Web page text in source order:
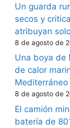
Un guarda
secos y
atribuyan
8 de agosto de
Una boya de
de calor
Mediterráneo
8 de agosto de
El camión
batería de